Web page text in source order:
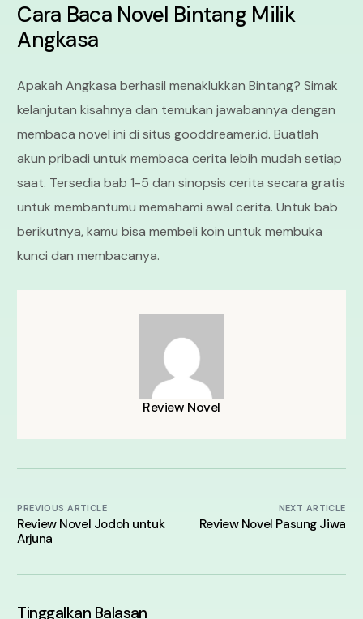
Cara Baca Novel Bintang Milik
Angkasa
Apakah Angkasa berhasil menaklukkan Bintang? Simak
kelanjutan kisahnya dan temukan jawabannya dengan
membaca novel ini di situs gooddreamer.id. Buatlah
akun pribadi untuk membaca cerita lebih mudah setiap
saat. Tersedia bab 1-5 dan sinopsis cerita secara gratis
untuk membantumu memahami awal cerita. Untuk bab
berikutnya, kamu bisa membeli koin untuk membuka
kunci dan membacanya.
Review Novel
PREVIOUS ARTICLE
Review Novel Jodoh untuk
Arjuna
NEXT ARTICLE
Review Novel Pasung Jiwa
Tinggalkan Balasan